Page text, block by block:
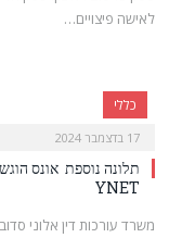
לאישה פיצויים…
כללי
17 בדצמבר 2024
תלונה נוספת אונס
YNET
משרד עורכות דין אלוני